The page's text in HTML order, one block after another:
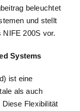
beleuchtet
und stellt
NIFE 200S vor.
Systems
ist eine
als auch
Flexibilität